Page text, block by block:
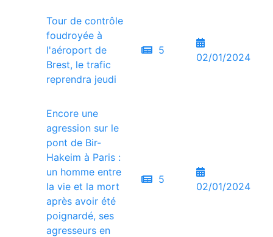
Tour de contrôle
foudroyée à
l'aéroport de
Brest, le trafic
reprendra jeudi
5
02/01/2024
Encore une
agression sur le
pont de Bir-
Hakeim à Paris :
un homme entre
la vie et la mort
après avoir été
poignardé, ses
agresseurs en
5
02/01/2024